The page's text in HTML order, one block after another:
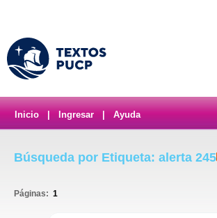
Inicio Ingresar Ayuda
Búsqueda por Etiqueta: alerta 245
Páginas: 1